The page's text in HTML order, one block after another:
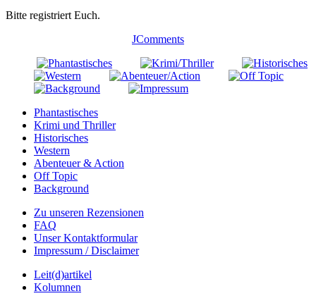
Bitte registriert Euch.
JComments
Phantastisches
Krimi und Thriller
Historisches
Western
Abenteuer & Action
Off Topic
Background
Zu unseren Rezensionen
FAQ
Unser Kontaktformular
Impressum / Disclaimer
Leit(d)artikel
Kolumnen